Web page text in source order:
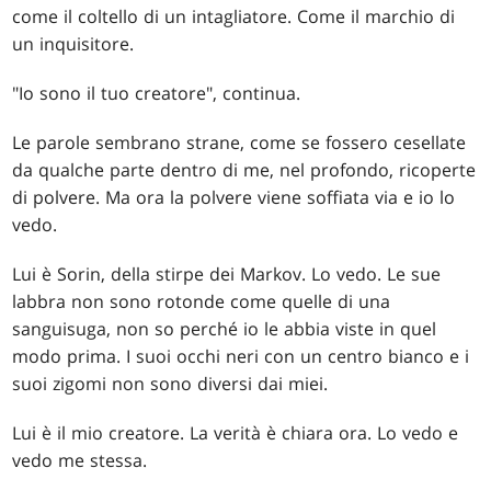
come il coltello di un intagliatore. Come il marchio di
un inquisitore.
"Io sono il tuo creatore", continua.
Le parole sembrano strane, come se fossero cesellate
da qualche parte dentro di me, nel profondo, ricoperte
di polvere. Ma ora la polvere viene soffiata via e io lo
vedo.
Lui è Sorin, della stirpe dei Markov. Lo vedo. Le sue
labbra non sono rotonde come quelle di una
sanguisuga, non so perché io le abbia viste in quel
modo prima. I suoi occhi neri con un centro bianco e i
suoi zigomi non sono diversi dai miei.
Lui è il mio creatore. La verità è chiara ora. Lo vedo e
vedo me stessa.